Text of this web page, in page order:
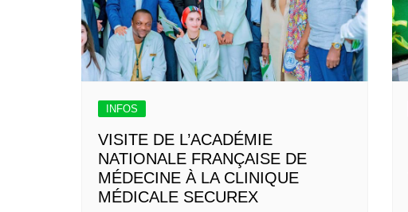
INFOS
VISITE DE L’ACADÉMIE
NATIONALE FRANÇAISE DE
MÉDECINE À LA CLINIQUE
MÉDICALE SECUREX